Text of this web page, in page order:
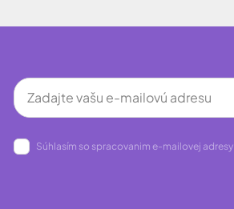
Súhlasím so spracovanim e-mailovej adresy